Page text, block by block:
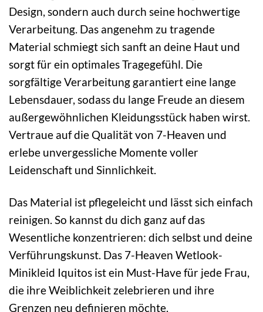
Design, sondern auch durch seine hochwertige
Verarbeitung. Das angenehm zu tragende
Material schmiegt sich sanft an deine Haut und
sorgt für ein optimales Tragegefühl. Die
sorgfältige Verarbeitung garantiert eine lange
Lebensdauer, sodass du lange Freude an diesem
außergewöhnlichen Kleidungsstück haben wirst.
Vertraue auf die Qualität von 7-Heaven und
erlebe unvergessliche Momente voller
Leidenschaft und Sinnlichkeit.
Das Material ist pflegeleicht und lässt sich einfach
reinigen. So kannst du dich ganz auf das
Wesentliche konzentrieren: dich selbst und deine
Verführungskunst. Das 7-Heaven Wetlook-
Minikleid Iquitos ist ein Must-Have für jede Frau,
die ihre Weiblichkeit zelebrieren und ihre
Grenzen neu definieren möchte.